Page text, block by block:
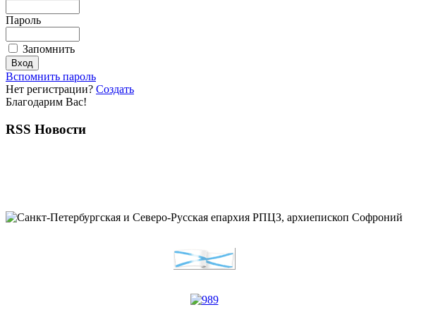
Пароль
Запомнить
Вспомнить пароль
Нет регистрации? Создать
Благодарим Вас!
RSS Новости